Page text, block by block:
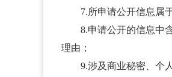
7.所申请公开信息属于
8.申请公开的信息中含
理由；
9.涉及商业秘密、个人